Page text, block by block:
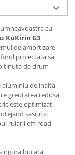
cu
KuKirin G3.
de amortizare
proiectata sa
tinuta de drum
aluminiu de inalta
greutatea redusa
este optimizat
sasiul si
rularii off-road
bucata